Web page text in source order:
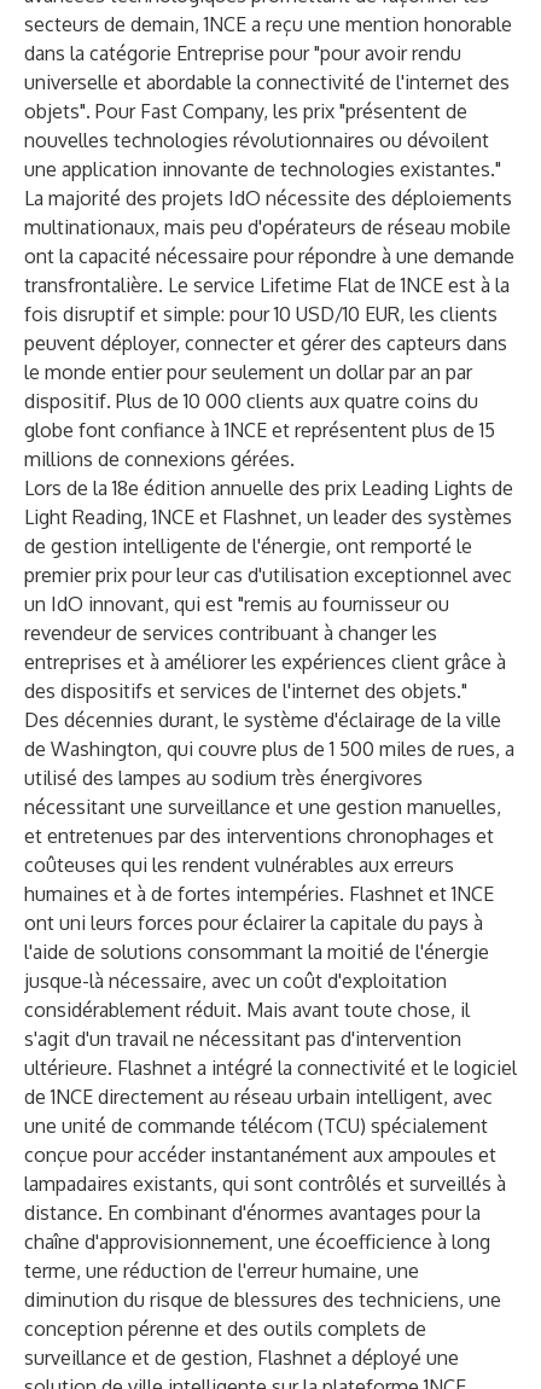
secteurs de demain, 1NCE a reçu une mention honorable
dans la catégorie Entreprise pour "pour avoir rendu
universelle et abordable la connectivité de l'internet des
objets". Pour Fast Company, les prix "présentent de
nouvelles technologies révolutionnaires ou dévoilent
une application innovante de technologies existantes."
La majorité des projets IdO nécessite des déploiements
multinationaux, mais peu d'opérateurs de réseau mobile
ont la capacité nécessaire pour répondre à une demande
transfrontalière. Le service Lifetime Flat de 1NCE est à la
fois disruptif et simple: pour 10 USD/10 EUR, les clients
peuvent déployer, connecter et gérer des capteurs dans
le monde entier pour seulement un dollar par an par
dispositif. Plus de 10 000 clients aux quatre coins du
globe font confiance à 1NCE et représentent plus de 15
millions de connexions gérées.
Lors de la 18e édition annuelle des prix Leading Lights de
Light Reading, 1NCE et Flashnet, un leader des systèmes
de gestion intelligente de l'énergie, ont remporté le
premier prix pour leur cas d'utilisation exceptionnel avec
un IdO innovant, qui est "remis au fournisseur ou
revendeur de services contribuant à changer les
entreprises et à améliorer les expériences client grâce à
des dispositifs et services de l'internet des objets."
Des décennies durant, le système d'éclairage de la ville
de Washington, qui couvre plus de 1 500 miles de rues, a
utilisé des lampes au sodium très énergivores
nécessitant une surveillance et une gestion manuelles,
et entretenues par des interventions chronophages et
coûteuses qui les rendent vulnérables aux erreurs
humaines et à de fortes intempéries. Flashnet et 1NCE
ont uni leurs forces pour éclairer la capitale du pays à
l'aide de solutions consommant la moitié de l'énergie
jusque-là nécessaire, avec un coût d'exploitation
considérablement réduit. Mais avant toute chose, il
s'agit d'un travail ne nécessitant pas d'intervention
ultérieure. Flashnet a intégré la connectivité et le logiciel
de 1NCE directement au réseau urbain intelligent, avec
une unité de commande télécom (TCU) spécialement
conçue pour accéder instantanément aux ampoules et
lampadaires existants, qui sont contrôlés et surveillés à
distance. En combinant d'énormes avantages pour la
chaîne d'approvisionnement, une écoefficience à long
terme, une réduction de l'erreur humaine, une
diminution du risque de blessures des techniciens, une
conception pérenne et des outils complets de
surveillance et de gestion, Flashnet a déployé une